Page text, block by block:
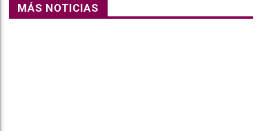
MÁS NOTICIAS